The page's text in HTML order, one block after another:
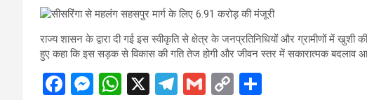
राज्य शासन के द्वारा दी गई इस स्वीकृति से क्षेत्र के जनप्रतिनिधियों और ग्रामीणों में खुशी
हुए कहा कि इस सड़क से विकास की गति तेज होगी और जीवन स्तर में सकारात्मक बदलाव
F
M W X
T
G
C